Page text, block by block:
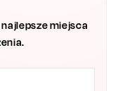
miejsca